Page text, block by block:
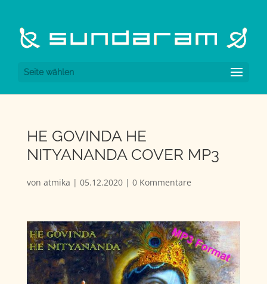
Seite wählen
HE GOVINDA HE
NITYANANDA COVER MP3
von atmika | 05.12.2020| 0 Kommentare